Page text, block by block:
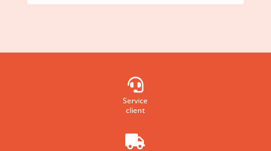

Service
client
